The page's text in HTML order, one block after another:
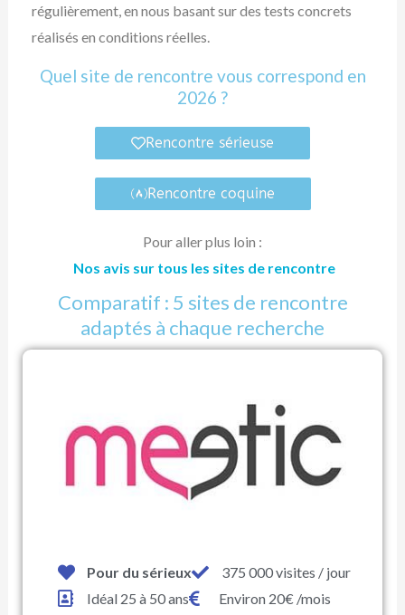
régulièrement, en nous basant sur des tests concrets
réalisés en conditions réelles.
Quel site de rencontre vous correspond en
2026 ?
Rencontre sérieuse
Rencontre coquine
Pour aller plus loin :
Nos avis sur tous les sites de rencontre
Comparatif : 5 sites de rencontre
adaptés à chaque recherche
Pour du sérieux
375 000 visites / jour
Idéal 25 à 50 ans
Environ 20€ /mois